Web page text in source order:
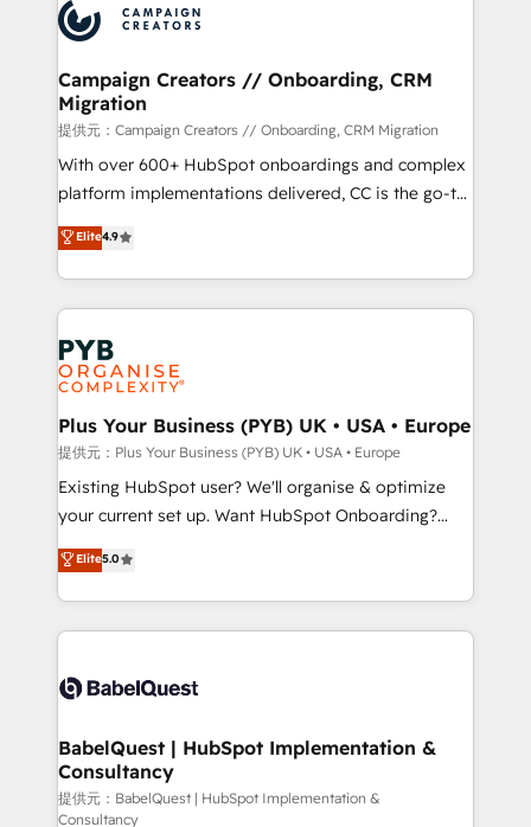
record of business transformation, our growth-first
approach has helped brands dominate their
extensive experience working with tech companies
and manufacturers since 2002, we are committed to
empowering our clients and developing their
autonomy. Get to grips with HubSpot through
guided implementation and seamless integration of
the CRM platform into your digital ecosystem. Would
you like support in deploying your inbound
to your needs and sales objectives. With 125+
certifications, we are part of the most certified
services are offered in both English & French.
Campaign Creators // Onboarding, CRM
Migration
提供元：Campaign Creators // Onboarding, CRM Migration
With over 600+ HubSpot onboardings and complex
platform implementations delivered, CC is the go-to
Elite Solutions Partner for businesses ready to
migrate, replatform, and scale smarter. We specialize
in high-impact CRM and CMS migrations and
onboarding from platforms like Salesforce, NetSuite,
Zoho, Pardot, Marketo, Microsoft Dynamics, Wix,
WordPress and legacy CRMs, turning fragmented
systems into unified, growth-ready HubSpot
architectures that accelerate revenue operations and
performance. - Multi-object CRM migration, cleanup,
and implementation. - Pre-built and custom
integrations across your full tech stack. - Custom
- Dashboards, lifecycle campaigns, and lead
nurturing sequences. - Cross-hub setup across
scalable retainers. Let’s make HubSpot your most
powerful growth engine. Built to convert, scale, and
Elite4.9
Plus Your Business (PYB) UK • USA • Europe
提供元：Plus Your Business (PYB) UK • USA • Europe
Existing HubSpot user? We'll organise & optimize
your current set up. Want HubSpot Onboarding?
We'll customise your CRM & automate your business
processes. Welcome to our Profile! We can help
with... • CRM implementation, reports & workflows,
and team training • CRM migration: Salesforce,
Custom API integrations & ERP systems inc. SAP and
super skilled members) • 150+ Clients for Sales Hub,
Marketing Hub, Service Hub, Data Hub and Website
(CMS) • ISO/IEC 27001:2022, ISO 9001:2015 and
Elite5.0
BabelQuest | HubSpot Implementation &
Consultancy
提供元：BabelQuest | HubSpot Implementation &
Consultancy